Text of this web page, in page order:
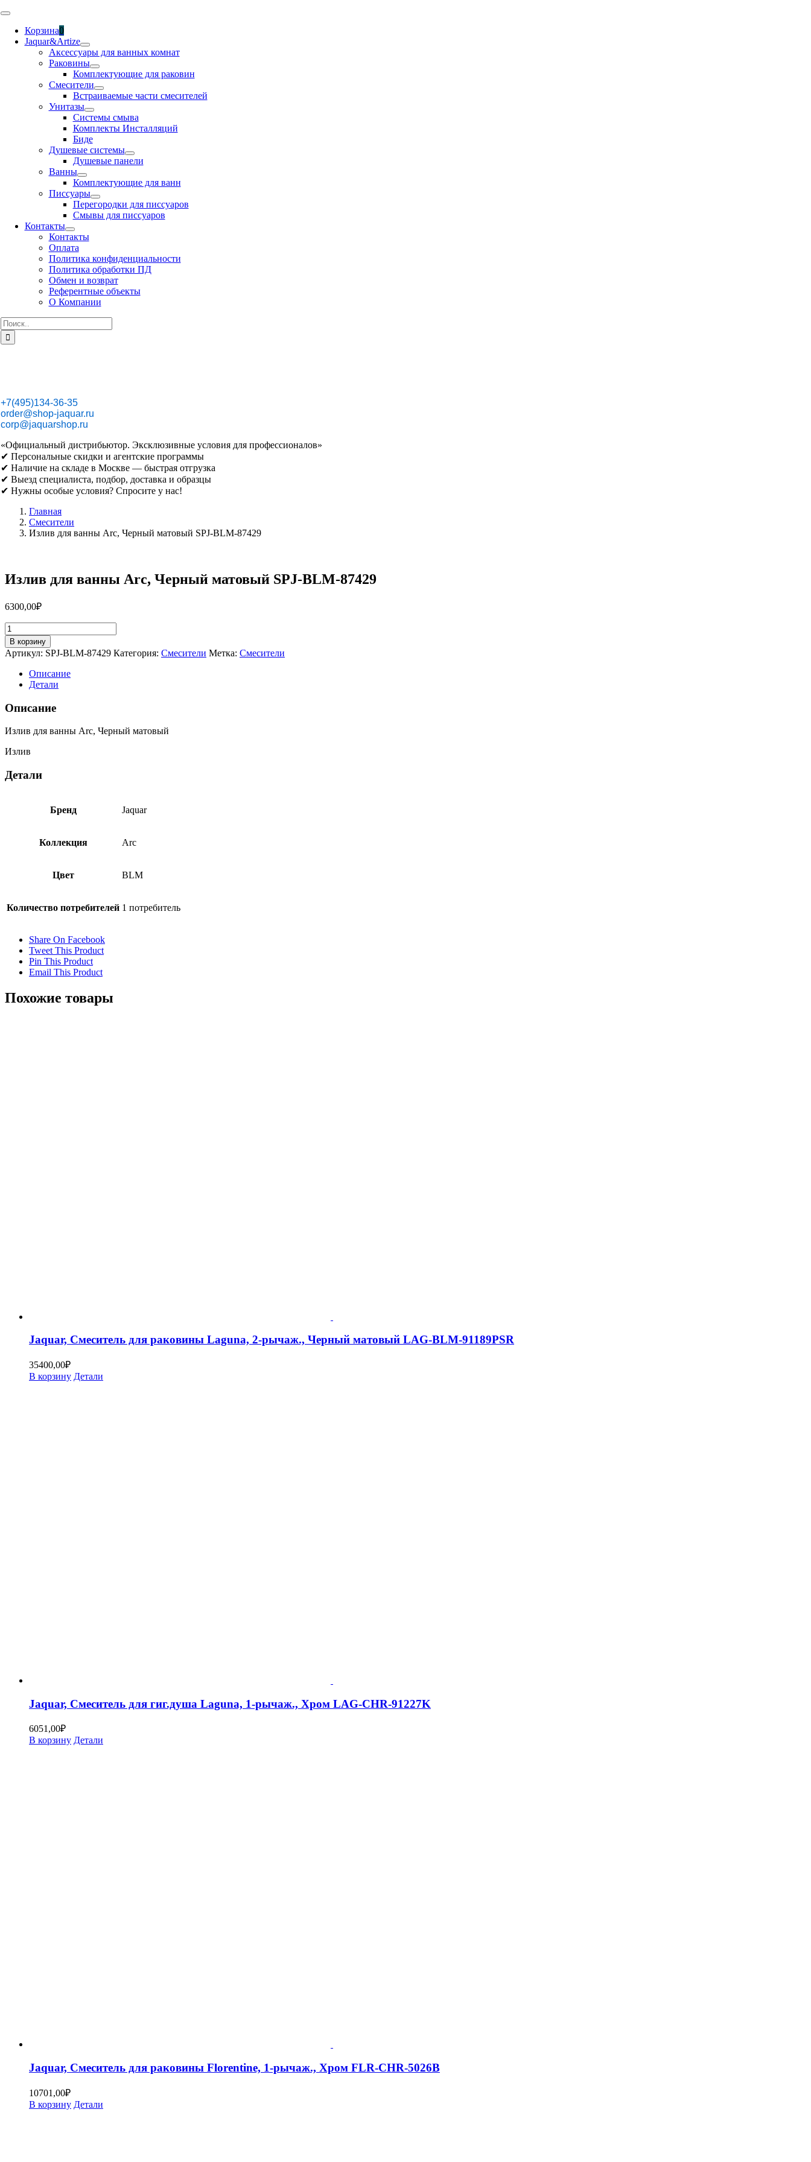
Skip
content
Toggle
NavigationКорзина0
Jaquar&Artize
Аксессуары для ванных комнат
Раковины
Комплектующие для раковин
Смесители
Встраиваемые части смесителей
Унитазы
Системы смыва
Комплекты Инсталляций
Биде
Душевые системы
Душевые панели
Ванны
Комплектующие для ванн
Писсуары
Перегородки для писсуаров
Смывы для писсуаров
Контакты
Контакты
Оплата
Политика конфиденциальности
Политика обработки ПД
Обмен и возврат
Референтные объекты
О Компании
Результат
поиска:
+7(495)134-36-35
order@shop-jaquar.ru
corp@jaquarshop.ru
«Официальный дистрибьютор. Эксклюзивные условия для профессионалов»
✔ Персональные скидки и агентские программы
✔ Наличие на складе в Москве — быстрая отгрузка
✔ Выезд специалиста, подбор, доставка и образцы
✔ Нужны особые условия? Спросите у нас!
Главная
Смесители
Излив для ванны Arc, Черный матовый SPJ-BLM-87429
Излив для ванны Arc, Черный матовый SPJ-BLM-87429
6300,00₽
Количество
товара
Излив
для
ванны
Arc,
Черный
матовый
SPJ-
87429
В корзину
Артикул: SPJ-BLM-87429 Категория: Смесители Метка: Смесители
Описание
Детали
Описание
Излив для ванны Arc, Черный матовый
Излив
Детали
Бренд Jaquar
Коллекция Arc
Цвет BLM
Количество потребителей 1 потребитель
Share On Facebook
Tweet This Product
Pin This Product
Email This Product
Похожие товары
Jaquar, Смеситель для раковины Laguna, 2-рычаж., Черный матовый LAG-BLM-91189PSR
35400,00₽
В корзину Детали
Jaquar, Смеситель для гиг.душа Laguna, 1-рычаж., Хром LAG-CHR-91227K
6051,00₽
В корзину Детали
Jaquar, Смеситель для раковины Florentine, 1-рычаж., Хром FLR-CHR-5026B
10701,00₽
В корзину Детали